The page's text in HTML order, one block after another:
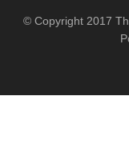
© Copyright 2017